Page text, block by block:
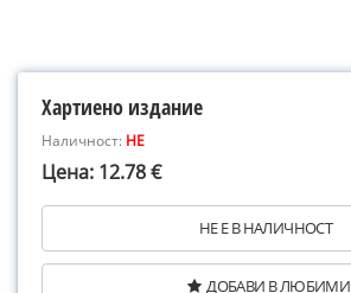
Хартиено издание
Наличност: НЕ
Цена: 12.78 €
НЕ Е В НАЛИЧНОСТ
ДОБАВИ В ЛЮБИМИ